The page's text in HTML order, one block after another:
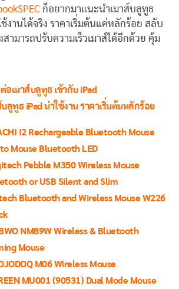
ก็อยากมาแนะนำเมาส์บลูทูธ
ช้งานได้จริง ราคาเริ่มต้นแค่หลักร้อย สลับ
ามารถปรับความเร็วเมาส์ได้อีกด้วย คุ้ม
อเมาส์บลูทูธ เข้ากับ iPad
ลูทูธ iPad น่าใช้งาน ราคาเริ่มต้นหลักร้อย
I2 Rechargeable Bluetooth Mouse
Mouse Bluetooth LED
Pebble M350 Wireless Mouse
or USB Silent and Slim
Bluetooth and Wireless Mouse W226
NM89W Wireless & Bluetooth
Mouse
M06 Wireless Mouse
MU001 (90531) Dual Mode Mouse